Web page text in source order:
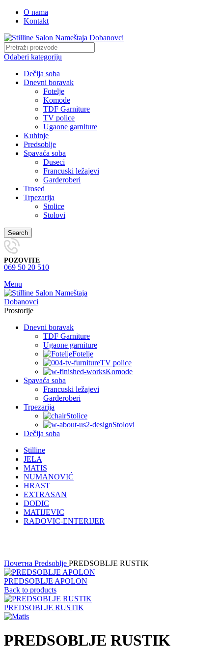
O nama
Kontakt
Odaberi kategoriju
Dečija soba
Dnevni boravak
Fotelje
Komode
TDF Garniture
TV police
Ugaone garniture
Kuhinje
Predsoblje
Spavaća soba
Duseci
Francuski ležajevi
Garderoberi
Trosed
Trpezarija
Stolice
Stolovi
Search
POZOVITE
069 50 20 510
Menu
Prostorije
Dnevni boravak
TDF Garniture
Ugaone garniture
Fotelje
TV police
Komode
Spavaća soba
Francuski ležajevi
Garderoberi
Trpezarija
Stolice
Stolovi
Dečija soba
Stilline
JELA
MATIS
NUMANOVIĆ
HRAST
EXTRASAN
DODIC
MATIJEVIC
RADOVIC-ENTERIJER
Почетна Predsoblje PREDSOBLJE RUSTIK
PREDSOBLJE APOLON
Back to products
PREDSOBLJE RUSTIK
PREDSOBLJE RUSTIK